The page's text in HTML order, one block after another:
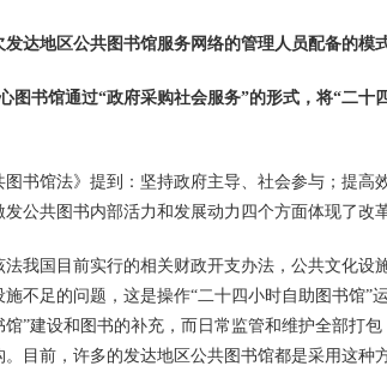
发达地区公共图书馆服务网络的管理人员配备的模
图书馆通过“政府采购社会服务”的形式，将“二十
馆法》提到：坚持政府主导、社会参与；提高
公共图书内部活力和发展动力四个方面体现了改
国目前实行的相关财政开支办法，公共文化设
不足的问题，这是操作“二十四小时自助图书馆”
馆”建设和图书的补充，而日常监管和维护全部打
。目前，许多的发达地区公共图书馆都是采用这种